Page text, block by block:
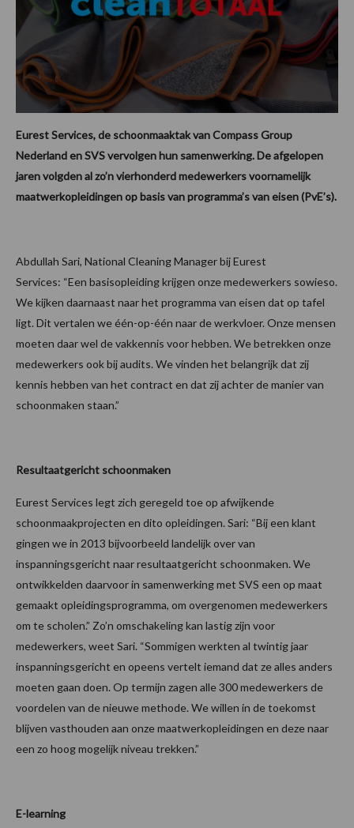
Eurest Services, de schoonmaaktak van Compass Group
Nederland en SVS vervolgen hun samenwerking. De afgelopen
jaren volgden al zo’n vierhonderd medewerkers voornamelijk
maatwerkopleidingen op basis van programma’s van eisen (PvE’s).
Abdullah Sari, National Cleaning Manager bij Eurest
Services: “Een basisopleiding krijgen onze medewerkers sowieso.
We kijken daarnaast naar het programma van eisen dat op tafel
ligt. Dit vertalen we één-op-één naar de werkvloer. Onze mensen
moeten daar wel de vakkennis voor hebben. We betrekken onze
medewerkers ook bij audits. We vinden het belangrijk dat zij
kennis hebben van het contract en dat zij achter de manier van
schoonmaken staan.”
Resultaatgericht schoonmaken
Eurest Services legt zich geregeld toe op afwijkende
schoonmaakprojecten en dito opleidingen. Sari: “Bij een klant
gingen we in 2013 bijvoorbeeld landelijk over van
inspanningsgericht naar resultaatgericht schoonmaken. We
ontwikkelden daarvoor in samenwerking met SVS een op maat
gemaakt opleidingsprogramma, om overgenomen medewerkers
om te scholen.” Zo’n omschakeling kan lastig zijn voor
medewerkers, weet Sari. “Sommigen werkten al twintig jaar
inspanningsgericht en opeens vertelt iemand dat ze alles anders
moeten gaan doen. Op termijn zagen alle 300 medewerkers de
voordelen van de nieuwe methode. We willen in de toekomst
blijven vasthouden aan onze maatwerkopleidingen en deze naar
een zo hoog mogelijk niveau trekken.”
E-learning